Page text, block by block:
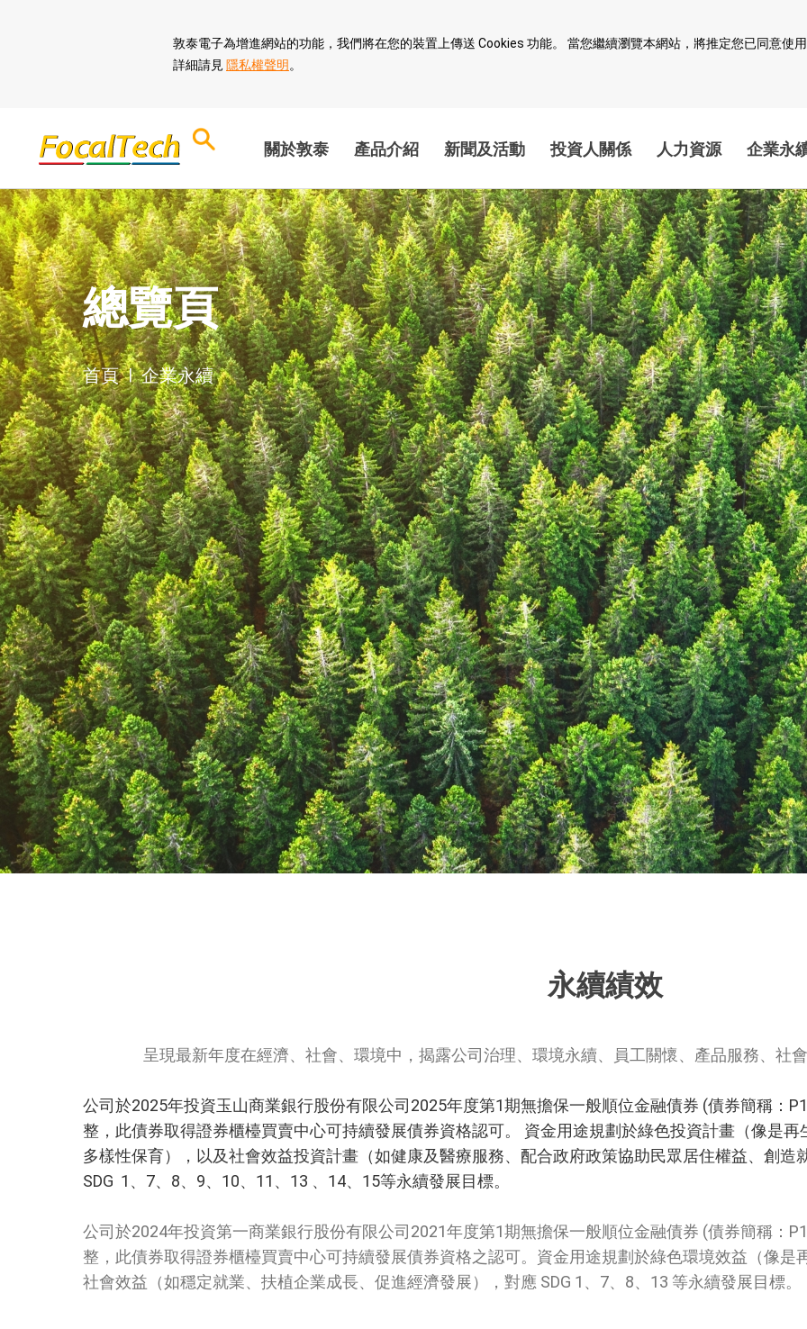
敦泰電子為增進網站的功能，我們將在您的裝置上傳送 Cookies 功能。 當您繼續瀏覽本網站，將推定您已同意使
詳細請見 隱私權聲明 。
關於敦泰 產品介紹 新聞及活動 投資人關係 人力資源 企業永
總覽頁
ESG 報告書
ESG 問卷調查
焦點動態
訂閱電子報
網站地圖
內部搜索引擎
企業永續 穩健治理
經營者的話
永續發展
利害關係人
董事會及委員會
誠信經營 立足根本
風險控管
資安防護
重要內規
創新價值突破
技術領航
智慧財產安全
夥伴永續共榮
永續供應鏈
友善企業職場
人才基石
薪酬福利
職場安全
人才培育
取之社會 回
社會關懷及
總覽頁
首頁 | 企業永續
永續績效
呈現最新年度在經濟、社會、環境中，揭露公司治理、環境永續、員工關懷、產品服務、社
公司於2025年投資玉山商業銀行股份有限公司2025年度第1期無擔保一般順位金融債券 (債券簡稱：
整，此債券取得證券櫃檯買賣中心可持續發展債券資格認可。 資金用途規劃於綠色投資計畫（像是
多樣性保育），以及社會效益投資計畫（如健康及醫療服務、配合政府政策協助民眾居住權益、創
SDG 1、7、8、9、10、11、13 、14、15等永續發展目標。
公司於2024年投資第一商業銀行股份有限公司2021年度第1期無擔保一般順位金融債券 (債券簡稱：
整， 此債券取得證券櫃檯買賣中心可持續發展債券資格之認可。資金用途規劃於綠色環境效益（像
社會效益（如穩定就業、扶植企業成長、促進經濟發展），對應 SDG 1、7、8、13 等永續發展目標。